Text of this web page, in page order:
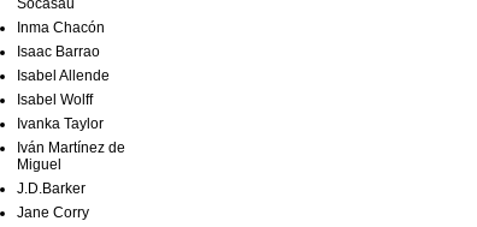
Socasau
Inma Chacón
Isaac Barrao
Isabel Allende
Isabel Wolff
Ivanka Taylor
Iván Martínez de
Miguel
J.D.Barker
Jane Corry